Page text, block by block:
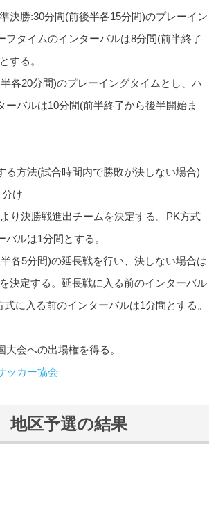
決勝:30分間(前後半各15分間)のプレーイン
フタイムのインターバルは8分間(前半終了
する。
各20分間)のプレーイングタイムとし、ハ
ーバルは10分間(前半終了から後半開始ま
る方法(試合時間内で勝敗が決しない場合)
け
り決勝戦進出チームを決定する。PK方式
ルは1分間とする。
各5分間)の延長戦を行い、決しない場合は
決定する。延長戦に入る前のインターバル
に入る前のインターバルは1分間とする。
会への出場権を得る。
ッカー協会
区予選の結果